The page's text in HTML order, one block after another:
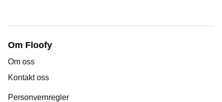
Om Floofy
Om oss
Kontakt oss
Personvernregler